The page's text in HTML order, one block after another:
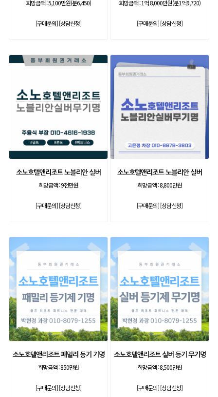
희망금액 :5,100만원(분6,450)
[구매문의][상담신청]
희망금액 :1억 8,000만원(분1억9,720)
[구매문의][상담신청]
소노호텔앤리조트 노블리안 실버
희망금액 :9천만원
[구매문의][상담신청]
소노호텔앤리조트 노블리안 실버
희망금액 :8,800만원
[구매문의][상담신청]
소노호텔앤리조트 패밀리 등기 기명
희망금액 :850만원
[구매문의][상담신청]
소노호텔앤리조트 실버 등기 무기명
희망금액 :8,500만원
[구매문의][상담신청]